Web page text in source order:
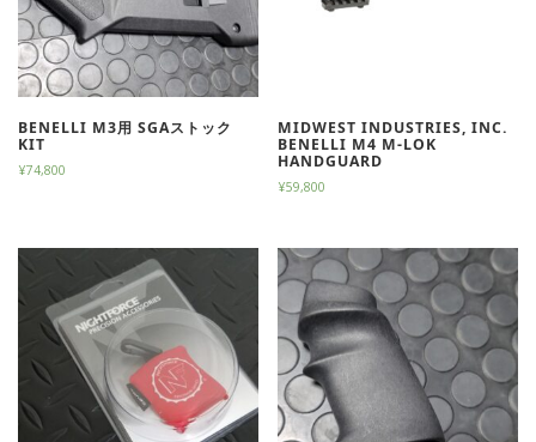
BENELLI M3用 SGAストック
KIT
¥74,800
MIDWEST INDUSTRIES, INC.
BENELLI M4 M-LOK
HANDGUARD
¥59,800